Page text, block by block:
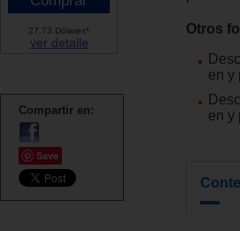
27.73 Dólares*
ver detalle
Compartir en:
Save
Otros
en y
en y